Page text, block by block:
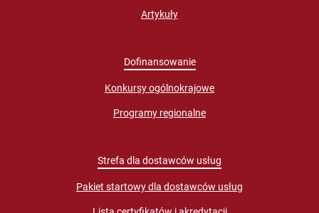
Artykuły
Dofinansowanie
Konkursy ogólnokrajowe
Programy regionalne
Strefa dla dostawców usług
Pakiet startowy dla dostawców usług